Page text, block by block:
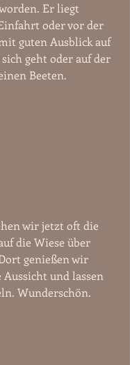
Er liegt
oder vor der
guten Ausblick auf
sich geht oder auf der
Beeten.
wir jetzt oft die
die Wiese über
genießen wir
und lassen
Wunderschön.